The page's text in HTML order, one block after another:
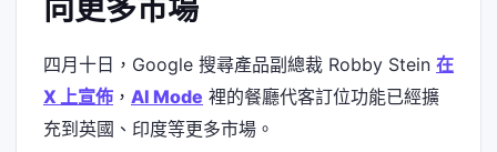
向更多市場
四月十日，Google 搜尋產品副總裁 Robby Stein 在
X 上宣佈 ， AI Mode 裡的餐廳代客訂位功能已經擴
充到英國、印度等更多市場。